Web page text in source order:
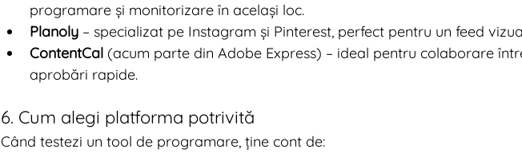
programare și monitorizare în același loc.
Planoly – specializat pe Instagram și Pinterest, perfect pentru un feed
ContentCal (acum parte din Adobe Express) – ideal pentru colaborare
aprobări rapide.
6. Cum alegi platforma potrivită
Când testezi un tool de programare, ține cont de: